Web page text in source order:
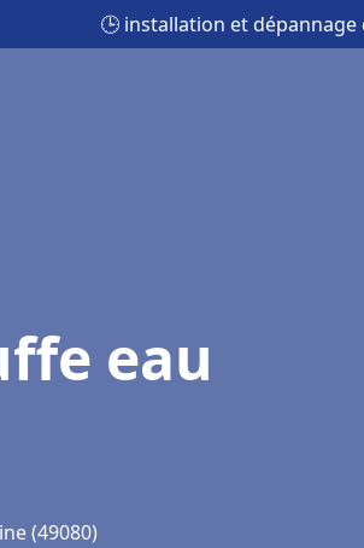
🕒 installation et
eau
(49080)